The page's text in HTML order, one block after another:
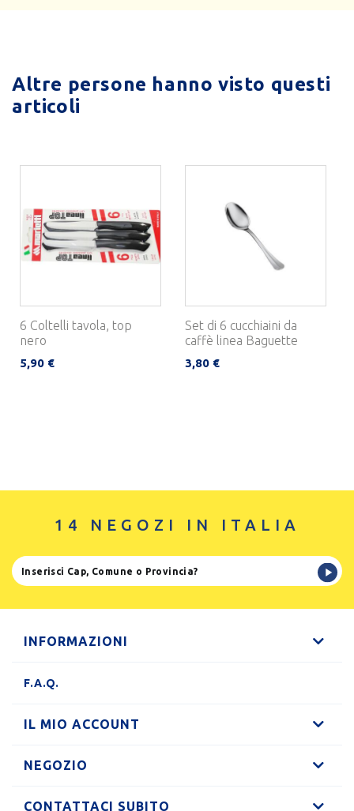
Altre persone hanno visto questi
articoli
6 Coltelli tavola, top
nero
5,90 €
Set di 6 cucchiaini da
caffè linea Baguette
3,80 €
14 NEGOZI IN ITALIA
INFORMAZIONI
F.A.Q.
IL MIO ACCOUNT
NEGOZIO
CONTATTACI SUBITO